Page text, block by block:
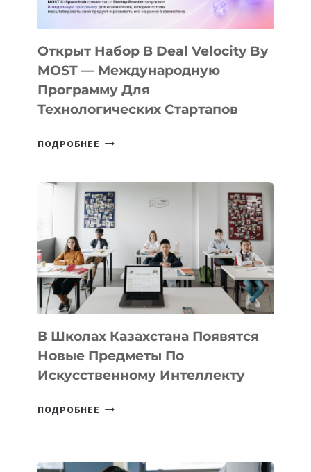
30
ПОДРОСТКАМ
БИЛЕТ
В
ПРЕДПРИНИМАТЕЛЬСТВО
Открыт Набор В Deal Velocity By
MOST — Международную
Программу Для
Технологических Стартапов
ПОДРОБНЕЕ ОТКРЫТ
DEAL
VELOCITY
BY
MOST
—
МЕЖДУНАРОДНУЮ
ПРОГРАММУ
ДЛЯ
ТЕХНОЛОГИЧЕСКИХ
В Школах Казахстана Появятся
Новые Предметы По
Искусственному Интеллекту
ПОДРОБНЕЕ